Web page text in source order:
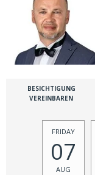
BESICHTIGUNG
VEREINBAREN
FRIDAY
07
AUG